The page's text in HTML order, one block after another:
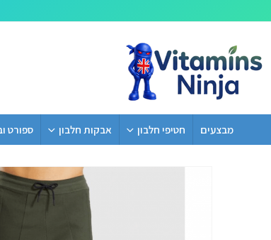
מבצעים חטיפי חלבון אבקות חלבון ספורט